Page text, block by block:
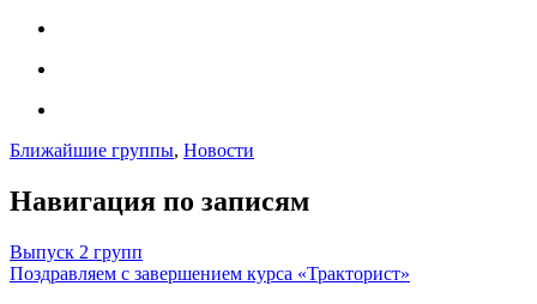
Ближайшие группы, Новости
Навигация по записям
Выпуск 2 групп
Поздравляем с завершением курса «Тракторист»